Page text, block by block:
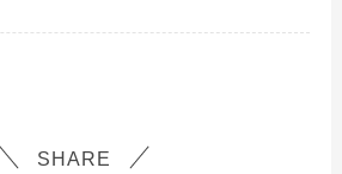
SHARE